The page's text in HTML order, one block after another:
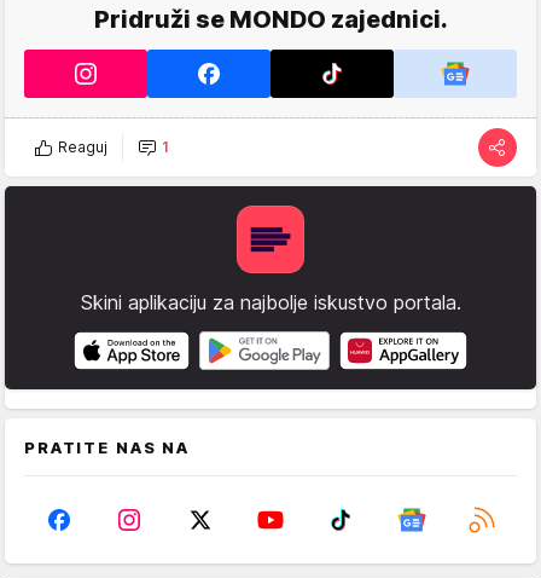
Pridruži se MONDO zajednici.
Reaguj 1
Skini aplikaciju za najbolje iskustvo portala.
PRATITE NAS NA